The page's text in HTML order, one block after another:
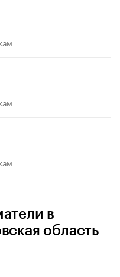
в
область